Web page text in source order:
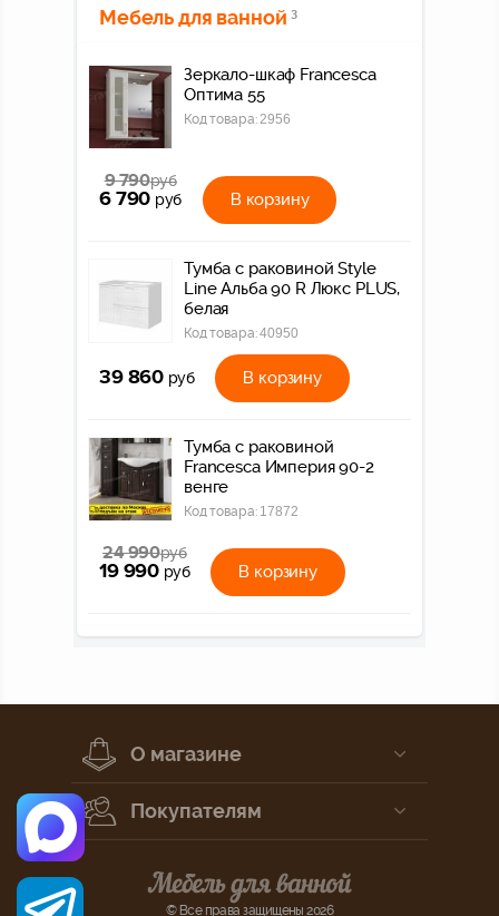
Мебель для ванной 3
Зеркало-шкаф Francesca
Оптима 55
Код товара: 2956
9 790руб
6 790 руб В корзину
Тумба с раковиной Style
Line Альба 90 R Люкс PLUS,
белая
Код товара:40950
39 860 руб В корзину
Тумба с раковиной
Francesca Империя 90-2
венге
Код товара: 17872
24 990руб
19 990 руб В корзину
О магазине
Покупателям
© Все права защищены 2026